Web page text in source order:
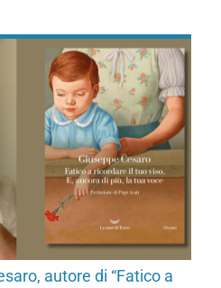
autore di “Fatico a